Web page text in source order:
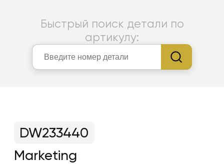
Быстрый поиск детали по
артикулу:
Marketing
DW233440